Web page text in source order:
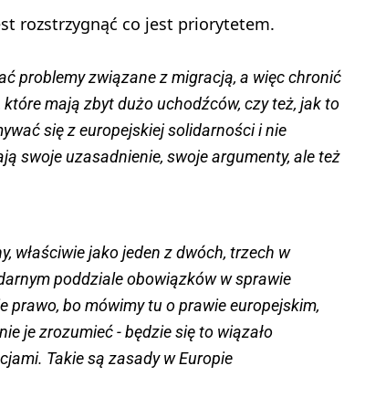
rozstrzygnąć co jest priorytetem.
problemy związane z migracją, a więc chronić
mają zbyt dużo uchodźców, czy też, jak to
się z europejskiej solidarności i nie
swoje uzasadnienie, swoje argumenty, ale też
właściwie jako jeden z dwóch, trzech w
poddziale obowiązków w sprawie
prawo, bo mówimy tu o prawie europejskim,
je zrozumieć - będzie się to wiązało
Takie są zasady w Europie